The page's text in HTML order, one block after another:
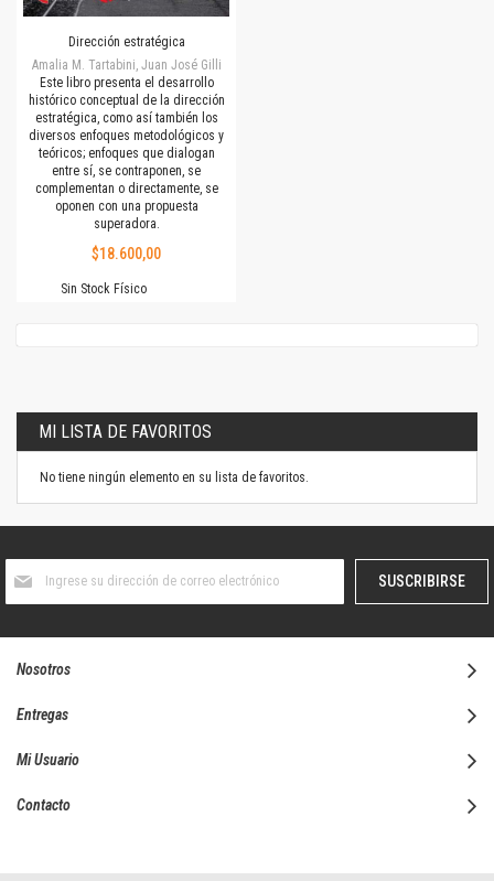
Dirección estratégica
Amalia M. Tartabini, Juan José Gilli
Este libro presenta el desarrollo
histórico conceptual de la dirección
estratégica, como así también los
diversos enfoques metodológicos y
teóricos; enfoques que dialogan
entre sí, se contraponen, se
complementan o directamente, se
oponen con una propuesta
superadora.
$18.600,00
Sin Stock Físico
MI LISTA DE FAVORITOS
No tiene ningún elemento en su lista de favoritos.
boletín
SUSCRIBIRSE
Nosotros
Entregas
Mi Usuario
Contacto